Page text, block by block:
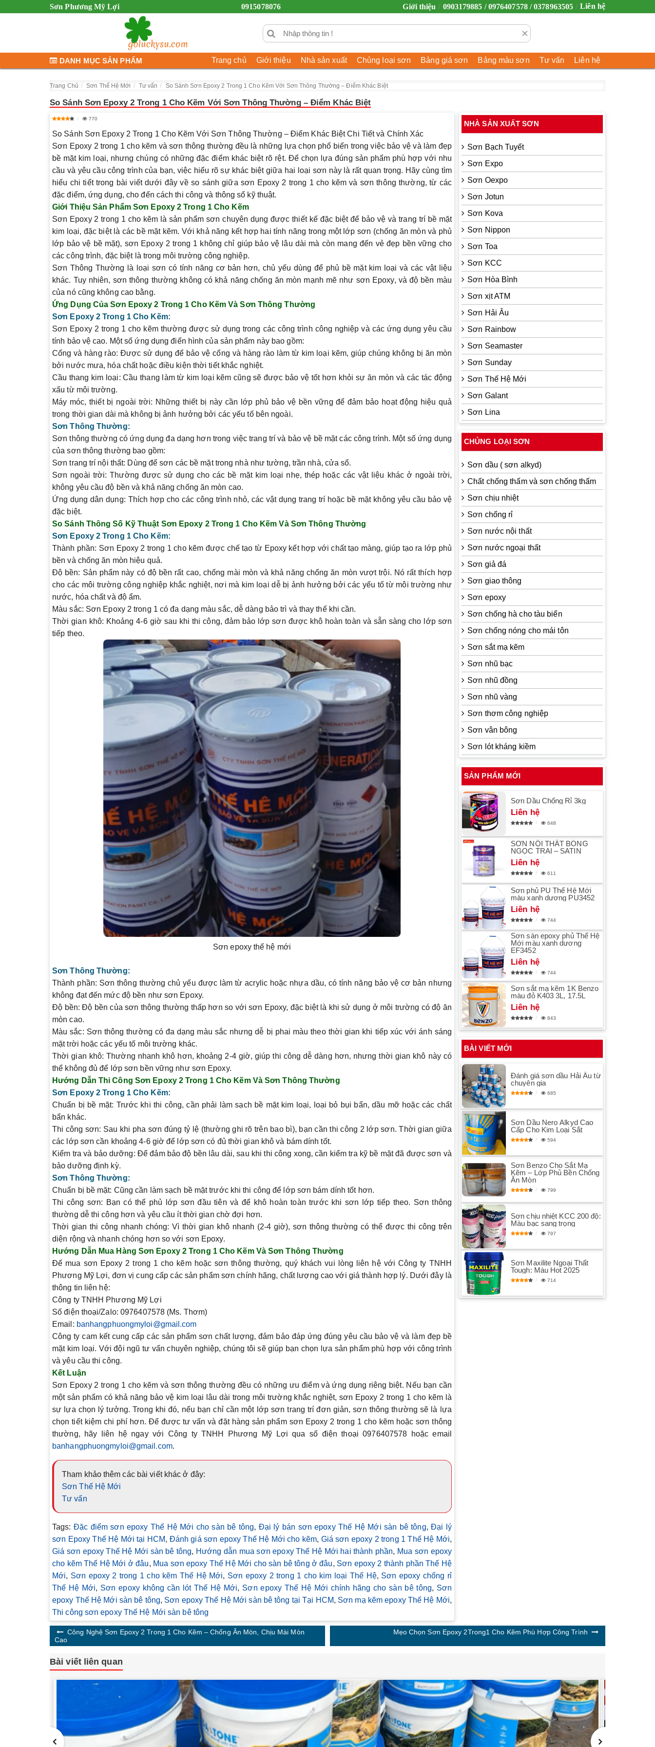
Sơn Phương Mỹ Lợi 0915078076 Giới thiệu 0903179885 / 0976407578 / 0378963505 Liên hệ
×
Trang chủ Giới thiệu Nhà sản xuất Chủng loại sơn Bảng giá sơn Bảng màu sơn Tư vấn Liên hệ
DANH MỤC SẢN PHẨM
Trang Chủ Sơn Thế Hệ Mới Tư vấn So Sánh Sơn Epoxy 2 Trong 1 Cho Kẽm Với Sơn Thông Thường – Điểm Khác Biệt
So Sánh Sơn Epoxy 2 Trong 1 Cho Kẽm Với Sơn Thông Thường – Điểm Khác Biệt
770
So Sánh Sơn Epoxy 2 Trong 1 Cho Kẽm Với Sơn Thông Thường – Điểm Khác Biệt Chi Tiết và Chính Xác
Sơn Epoxy 2 trong 1 cho kẽm và sơn thông thường đều là những lựa chọn phổ biến trong việc bảo vệ và làm đẹp
bề mặt kim loại, nhưng chúng có những đặc điểm khác biệt rõ rệt. Để chọn lựa đúng sản phẩm phù hợp với nhu
cầu và yêu cầu công trình của bạn, việc hiểu rõ sự khác biệt giữa hai loại sơn này là rất quan trọng. Hãy cùng tìm
hiểu chi tiết trong bài viết dưới đây về so sánh giữa sơn Epoxy 2 trong 1 cho kẽm và sơn thông thường, từ các
đặc điểm, ứng dụng, cho đến cách thi công và thông số kỹ thuật.
Giới Thiệu Sản Phẩm Sơn Epoxy 2 Trong 1 Cho Kẽm
Sơn Epoxy 2 trong 1 cho kẽm là sản phẩm sơn chuyên dụng được thiết kế đặc biệt để bảo vệ và trang trí bề mặt
kim loại, đặc biệt là các bề mặt kẽm. Với khả năng kết hợp hai tính năng trong một lớp sơn (chống ăn mòn và phủ
lớp bảo vệ bề mặt), sơn Epoxy 2 trong 1 không chỉ giúp bảo vệ lâu dài mà còn mang đến vẻ đẹp bền vững cho
các công trình, đặc biệt là trong môi trường công nghiệp.
Sơn Thông Thường là loại sơn có tính năng cơ bản hơn, chủ yếu dùng để phủ bề mặt kim loại và các vật liệu
khác. Tuy nhiên, sơn thông thường không có khả năng chống ăn mòn mạnh mẽ như sơn Epoxy, và độ bền màu
của nó cũng không cao bằng.
Ứng Dụng Của Sơn Epoxy 2 Trong 1 Cho Kẽm Và Sơn Thông Thường
Sơn Epoxy 2 Trong 1 Cho Kẽm:
Sơn Epoxy 2 trong 1 cho kẽm thường được sử dụng trong các công trình công nghiệp và các ứng dụng yêu cầu
tính bảo vệ cao. Một số ứng dụng điển hình của sản phẩm này bao gồm:
Cổng và hàng rào: Được sử dụng để bảo vệ cổng và hàng rào làm từ kim loại kẽm, giúp chúng không bị ăn mòn
bởi nước mưa, hóa chất hoặc điều kiện thời tiết khắc nghiệt.
Cầu thang kim loại: Cầu thang làm từ kim loại kẽm cũng sẽ được bảo vệ tốt hơn khỏi sự ăn mòn và các tác động
xấu từ môi trường.
Máy móc, thiết bị ngoài trời: Những thiết bị này cần lớp phủ bảo vệ bền vững để đảm bảo hoạt động hiệu quả
trong thời gian dài mà không bị ảnh hưởng bởi các yếu tố bên ngoài.
Sơn Thông Thường:
Sơn thông thường có ứng dụng đa dạng hơn trong việc trang trí và bảo vệ bề mặt các công trình. Một số ứng dụng
của sơn thông thường bao gồm:
Sơn trang trí nội thất: Dùng để sơn các bề mặt trong nhà như tường, trần nhà, cửa sổ.
Sơn ngoài trời: Thường được sử dụng cho các bề mặt kim loại nhẹ, thép hoặc các vật liệu khác ở ngoài trời,
không yêu cầu độ bền và khả năng chống ăn mòn cao.
Ứng dụng dân dụng: Thích hợp cho các công trình nhỏ, các vật dụng trang trí hoặc bề mặt không yêu cầu bảo vệ
đặc biệt.
So Sánh Thông Số Kỹ Thuật Sơn Epoxy 2 Trong 1 Cho Kẽm Và Sơn Thông Thường
Sơn Epoxy 2 Trong 1 Cho Kẽm:
Thành phần: Sơn Epoxy 2 trong 1 cho kẽm được chế tạo từ Epoxy kết hợp với chất tạo màng, giúp tạo ra lớp phủ
bền và chống ăn mòn hiệu quả.
Độ bền: Sản phẩm này có độ bền rất cao, chống mài mòn và khả năng chống ăn mòn vượt trội. Nó rất thích hợp
cho các môi trường công nghiệp khắc nghiệt, nơi mà kim loại dễ bị ảnh hưởng bởi các yếu tố từ môi trường như
nước, hóa chất và độ ẩm.
Màu sắc: Sơn Epoxy 2 trong 1 có đa dạng màu sắc, dễ dàng bảo trì và thay thế khi cần.
Thời gian khô: Khoảng 4-6 giờ sau khi thi công, đảm bảo lớp sơn được khô hoàn toàn và sẵn sàng cho lớp sơn
tiếp theo.
Sơn epoxy thế hệ mới
Sơn Thông Thường:
Thành phần: Sơn thông thường chủ yếu được làm từ acrylic hoặc nhựa dầu, có tính năng bảo vệ cơ bản nhưng
không đạt đến mức độ bền như sơn Epoxy.
Độ bền: Độ bền của sơn thông thường thấp hơn so với sơn Epoxy, đặc biệt là khi sử dụng ở môi trường có độ ăn
mòn cao.
Màu sắc: Sơn thông thường có đa dạng màu sắc nhưng dễ bị phai màu theo thời gian khi tiếp xúc với ánh sáng
mặt trời hoặc các yếu tố môi trường khác.
Thời gian khô: Thường nhanh khô hơn, khoảng 2-4 giờ, giúp thi công dễ dàng hơn, nhưng thời gian khô này có
thể không đủ để lớp sơn bền vững như sơn Epoxy.
Hướng Dẫn Thi Công Sơn Epoxy 2 Trong 1 Cho Kẽm Và Sơn Thông Thường
Sơn Epoxy 2 Trong 1 Cho Kẽm:
Chuẩn bị bề mặt: Trước khi thi công, cần phải làm sạch bề mặt kim loại, loại bỏ bụi bẩn, dầu mỡ hoặc các chất
bẩn khác.
Thi công sơn: Sau khi pha sơn đúng tỷ lệ (thường ghi rõ trên bao bì), bạn cần thi công 2 lớp sơn. Thời gian giữa
các lớp sơn cần khoảng 4-6 giờ để lớp sơn có đủ thời gian khô và bám dính tốt.
Kiểm tra và bảo dưỡng: Để đảm bảo độ bền lâu dài, sau khi thi công xong, cần kiểm tra kỹ bề mặt đã được sơn và
bảo dưỡng định kỳ.
Sơn Thông Thường:
Chuẩn bị bề mặt: Cũng cần làm sạch bề mặt trước khi thi công để lớp sơn bám dính tốt hơn.
Thi công sơn: Bạn có thể phủ lớp sơn đầu tiên và để khô hoàn toàn trước khi sơn lớp tiếp theo. Sơn thông
thường dễ thi công hơn và yêu cầu ít thời gian chờ đợi hơn.
Thời gian thi công nhanh chóng: Vì thời gian khô nhanh (2-4 giờ), sơn thông thường có thể được thi công trên
diện rộng và nhanh chóng hơn so với sơn Epoxy.
Hướng Dẫn Mua Hàng Sơn Epoxy 2 Trong 1 Cho Kẽm Và Sơn Thông Thường
Để mua sơn Epoxy 2 trong 1 cho kẽm hoặc sơn thông thường, quý khách vui lòng liên hệ với Công ty TNHH
Phương Mỹ Lợi, đơn vị cung cấp các sản phẩm sơn chính hãng, chất lượng cao với giá thành hợp lý. Dưới đây là
thông tin liên hệ:
Công ty TNHH Phương Mỹ Lợi
Số điện thoại/Zalo: 0976407578 (Ms. Thơm)
Email: banhangphuongmyloi@gmail.com
Công ty cam kết cung cấp các sản phẩm sơn chất lượng, đảm bảo đáp ứng đúng yêu cầu bảo vệ và làm đẹp bề
mặt kim loại. Với đội ngũ tư vấn chuyên nghiệp, chúng tôi sẽ giúp bạn chọn lựa sản phẩm phù hợp với công trình
và yêu cầu thi công.
Kết Luận
Sơn Epoxy 2 trong 1 cho kẽm và sơn thông thường đều có những ưu điểm và ứng dụng riêng biệt. Nếu bạn cần
một sản phẩm có khả năng bảo vệ kim loại lâu dài trong môi trường khắc nghiệt, sơn Epoxy 2 trong 1 cho kẽm là
sự lựa chọn lý tưởng. Trong khi đó, nếu bạn chỉ cần một lớp sơn trang trí đơn giản, sơn thông thường sẽ là lựa
chọn tiết kiệm chi phí hơn. Để được tư vấn và đặt hàng sản phẩm sơn Epoxy 2 trong 1 cho kẽm hoặc sơn thông
thường, hãy liên hệ ngay với Công ty TNHH Phương Mỹ Lợi qua số điện thoại0976407578 hoặc email
banhangphuongmyloi@gmail.com.
Tham khảo thêm các bài viết khác ở đây:
Sơn Thế Hệ Mới
Tư vấn
Tags: Đặc điểm sơn epoxy Thế Hệ Mới cho sàn bê tông, Đại lý bán sơn epoxy Thế Hệ Mới sàn bê tông,Đại lý
sơn Epoxy Thế Hệ Mới tại HCM, Đánh giá sơn epoxy Thế Hệ Mới cho kẽm, Giá sơn epoxy 2 trong 1 Thế Hệ Mới,
Giá sơn epoxy Thế Hệ Mới sàn bê tông, Hướng dẫn mua sơn epoxy Thế Hệ Mới hai thành phần, Mua sơn epoxy
cho kẽm Thế Hệ Mới ở đâu, Mua sơn epoxy Thế Hệ Mới cho sàn bê tông ở đâu, Sơn epoxy 2 thành phần Thế Hệ
Mới, Sơn epoxy 2 trong 1 cho kẽm Thế Hệ Mới, Sơn epoxy 2 trong 1 cho kim loại Thế Hệ, Sơn epoxy chống rỉ
Thế Hệ Mới, Sơn epoxy không cần lót Thế Hệ Mới, Sơn epoxy Thế Hệ Mới chính hãng cho sàn bê tông, Sơn
epoxy Thế Hệ Mới sàn bê tông, Sơn epoxy Thế Hệ Mới sàn bê tông tại Tại HCM, Sơn mạ kẽm epoxy Thế Hệ Mới,
Thi công sơn epoxy Thế Hệ Mới sàn bê tông
NHÀ SẢN XUẤT SƠN
Sơn Bạch Tuyết
Sơn Expo
Sơn Oexpo
Sơn Jotun
Sơn Kova
Sơn Nippon
Sơn Toa
Sơn KCC
Sơn Hòa Bình
Sơn xịt ATM
Sơn Hải Âu
Sơn Rainbow
Sơn Seamaster
Sơn Sunday
Sơn Thế Hệ Mới
Sơn Galant
Sơn Lina
CHỦNG LOẠI SƠN
Sơn dầu ( sơn alkyd)
Chất chống thấm và sơn chống thấm
Sơn chịu nhiệt
Sơn chống rỉ
Sơn nước nội thất
Sơn nước ngoại thất
Sơn giả đá
Sơn giao thông
Sơn epoxy
Sơn chống hà cho tàu biển
Sơn chống nóng cho mái tôn
Sơn sắt mạ kẽm
Sơn nhũ bạc
Sơn nhũ đồng
Sơn nhũ vàng
Sơn thơm công nghiệp
Sơn vân bông
Sơn lót kháng kiềm
SẢN PHẨM MỚI
Sơn Dầu Chống Rỉ 3kg
Liên hệ
648
SƠN NỘI THẤT BÓNG
NGỌC TRAI – SATIN
Liên hệ
611
Sơn phủ PU Thế Hệ Mới
màu xanh dương PU3452
Liên hệ
744
Sơn sàn epoxy phủ Thế Hệ
Mới màu xanh dương
EF3452
Liên hệ
744
Sơn sắt mạ kẽm 1K Benzo
màu đỏ K403 3L, 17.5L
Liên hệ
843
BÀI VIẾT MỚI
Đánh giá sơn dầu Hải Âu từ
chuyên gia
685
Sơn Dầu Nero Alkyd Cao
Cấp Cho Kim Loại Sắt
594
Sơn Benzo Cho Sắt Mạ
Kẽm – Lớp Phủ Bền Chống
Ăn Mòn
799
Sơn chịu nhiệt KCC 200 độ:
Màu bạc sang trọng
797
Sơn Maxilite Ngoại Thất
Tough: Màu Hot 2025
714
Công Nghệ Sơn Epoxy 2 Trong 1 Cho Kẽm – Chống Ăn Mòn, Chịu Mài Mòn
Cao
Mẹo Chọn Sơn Epoxy 2Trong1 Cho Kẽm Phù Hợp Công Trình
Bài viết liên quan